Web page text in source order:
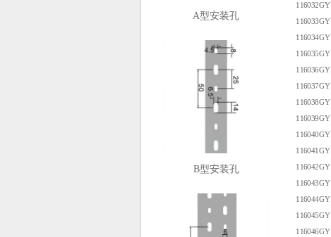
A型安装孔
B型安装孔
116032GY
116033GY
116034GY
116035GY
116036GY
116037GY
116038GY
116039GY
116040GY
116041GY
116042GY
116043GY
116044GY
116045GY
116046GY